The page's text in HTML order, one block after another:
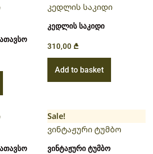
კედლის საკიდი
310,00 ₾
Add to basket
Sale!
ვინტაჟური ტუმბო